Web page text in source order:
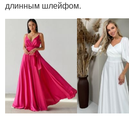
длинным шлейфом.